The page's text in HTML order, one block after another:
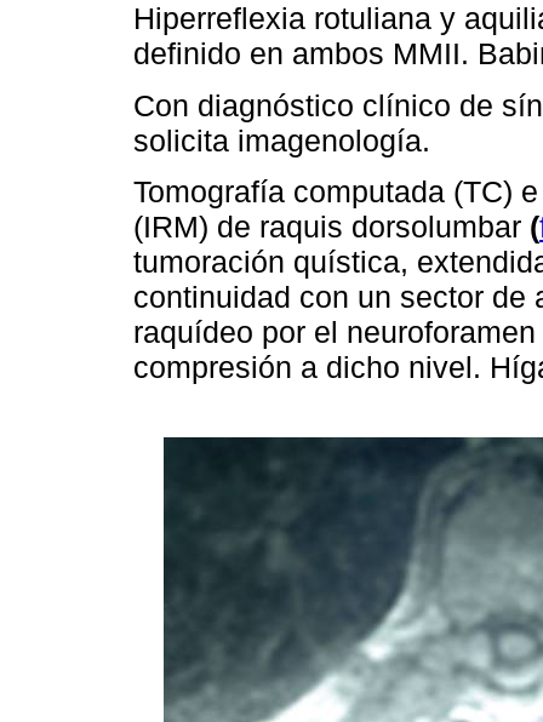
Hiperreflexia rotuliana y
definido en ambos MMII.
Con diagnóstico clínico de
solicita imagenología.
Tomografía computada (TC)
(IRM) de raquis dorsolumbar (
tumoración quística,
continuidad con un sector de
raquídeo por el
compresión a dicho nivel.